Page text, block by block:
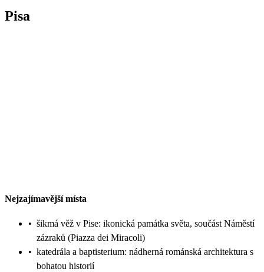
Pisa
Nejzajímavější místa
• šikmá věž v Pise: ikonická památka světa, součást Náměstí
zázraků (Piazza dei Miracoli)
• katedrála a baptisterium: nádherná románská architektura s
bohatou historií